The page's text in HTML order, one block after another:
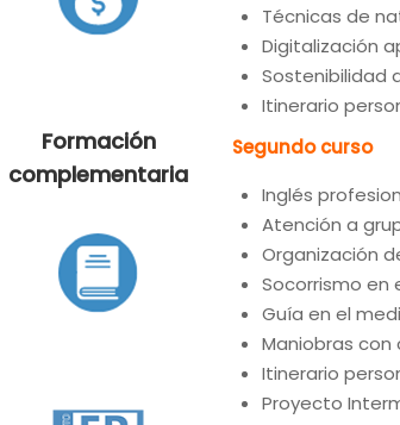
Formación
complementaria
Técnicas de
Digitalización
Sostenibilidad
Itinerario
Segundo curso
Inglés
Atención a
Organización
Socorrismo en
Guía en el
Maniobras con
Itinerario
Proyecto